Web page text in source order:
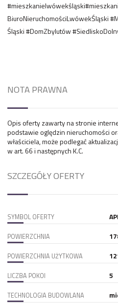
BiuroNieruchomościLwówekŚląski
Śląski #DomZbylutów
NOTA PRAWNA
Opis oferty zawarty na stronie
podstawie oględzin nieruchomości
właściciela, może podlegać
w art. 66 i następnych K.C.
SZCZEGÓŁY OFERTY
SYMBOL OFERTY
POWIERZCHNIA
POWIERZCHNIA UŻYTKOWA
LICZBA POKOI 5
TECHNOLOGIA BUDOWLANA